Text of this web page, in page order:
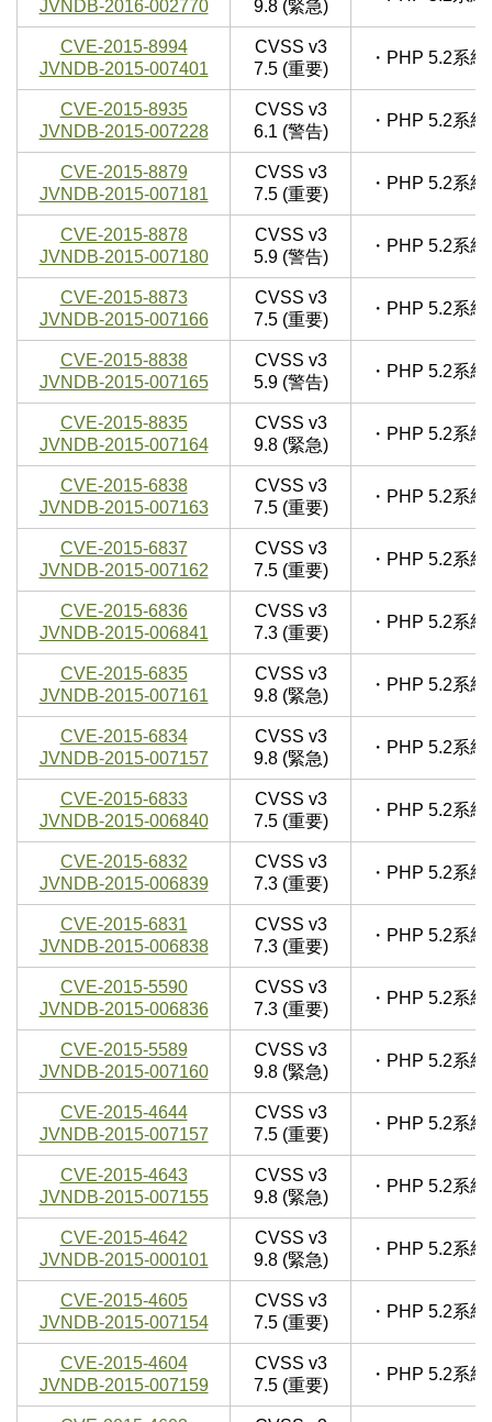
JVNDB-2016-002770
9.8 (緊急)
CVE-2015-8994
JVNDB-2015-007401
CVSS v3
7.5 (重要)
・PHP 5.2系
CVE-2015-8935
JVNDB-2015-007228
CVSS v3
6.1 (警告)
・PHP 5.2系
CVE-2015-8879
JVNDB-2015-007181
CVSS v3
7.5 (重要)
・PHP 5.2系
CVE-2015-8878
JVNDB-2015-007180
CVSS v3
5.9 (警告)
・PHP 5.2系
CVE-2015-8873
JVNDB-2015-007166
CVSS v3
7.5 (重要)
・PHP 5.2系
CVE-2015-8838
JVNDB-2015-007165
CVSS v3
5.9 (警告)
・PHP 5.2系
CVE-2015-8835
JVNDB-2015-007164
CVSS v3
9.8 (緊急)
・PHP 5.2系
CVE-2015-6838
JVNDB-2015-007163
CVSS v3
7.5 (重要)
・PHP 5.2系
CVE-2015-6837
JVNDB-2015-007162
CVSS v3
7.5 (重要)
・PHP 5.2系
CVE-2015-6836
JVNDB-2015-006841
CVSS v3
7.3 (重要)
・PHP 5.2系
CVE-2015-6835
JVNDB-2015-007161
CVSS v3
9.8 (緊急)
・PHP 5.2系
CVE-2015-6834
JVNDB-2015-007157
CVSS v3
9.8 (緊急)
・PHP 5.2系
CVE-2015-6833
JVNDB-2015-006840
CVSS v3
7.5 (重要)
・PHP 5.2系
CVE-2015-6832
JVNDB-2015-006839
CVSS v3
7.3 (重要)
・PHP 5.2系
CVE-2015-6831
JVNDB-2015-006838
CVSS v3
7.3 (重要)
・PHP 5.2系
CVE-2015-5590
JVNDB-2015-006836
CVSS v3
7.3 (重要)
・PHP 5.2系
CVE-2015-5589
JVNDB-2015-007160
CVSS v3
9.8 (緊急)
・PHP 5.2系
CVE-2015-4644
JVNDB-2015-007157
CVSS v3
7.5 (重要)
・PHP 5.2系
CVE-2015-4643
JVNDB-2015-007155
CVSS v3
9.8 (緊急)
・PHP 5.2系
CVE-2015-4642
JVNDB-2015-000101
CVSS v3
9.8 (緊急)
・PHP 5.2系
CVE-2015-4605
JVNDB-2015-007154
CVSS v3
7.5 (重要)
・PHP 5.2系
CVE-2015-4604
JVNDB-2015-007159
CVSS v3
7.5 (重要)
・PHP 5.2系